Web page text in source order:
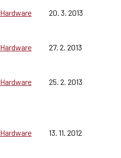
Hardware 20. 3. 2013
Hardware
27. 2. 2013
Hardware 25. 2. 2013
Hardware 13. 11. 2012